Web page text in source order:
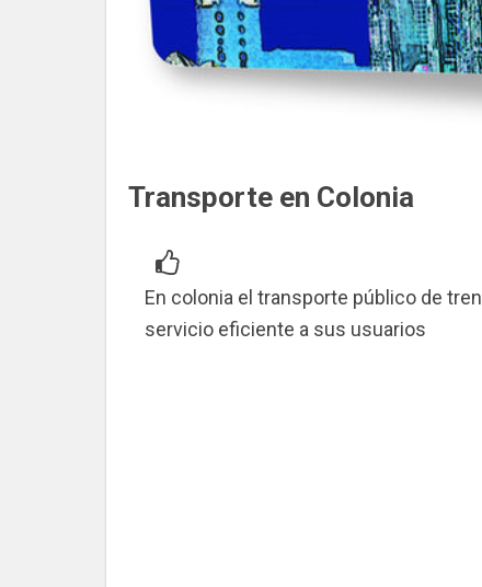
Transporte en Colonia
En colonia el transporte público de
servicio eficiente a sus usuarios